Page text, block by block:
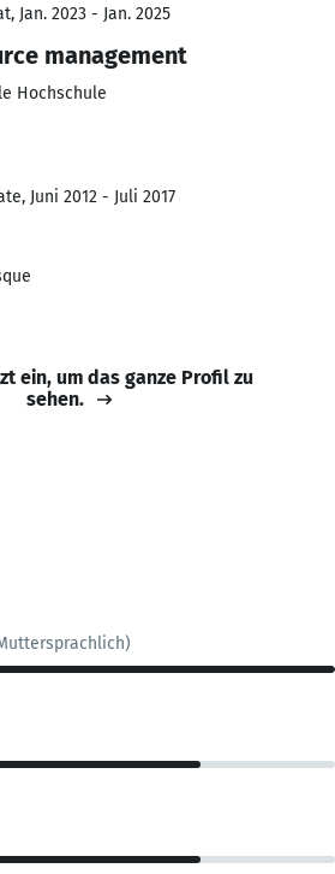
Jan. 2023 - Jan. 2025
management
Hochschule
Juni 2012 - Juli 2017
ein, um das ganze Profil zu
sehen.